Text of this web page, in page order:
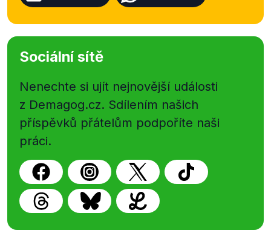
Sociální sítě
Nenechte si ujít nejnovější události
z Demagog.cz. Sdílením našich
příspěvků přátelům podpoříte naši
práci.